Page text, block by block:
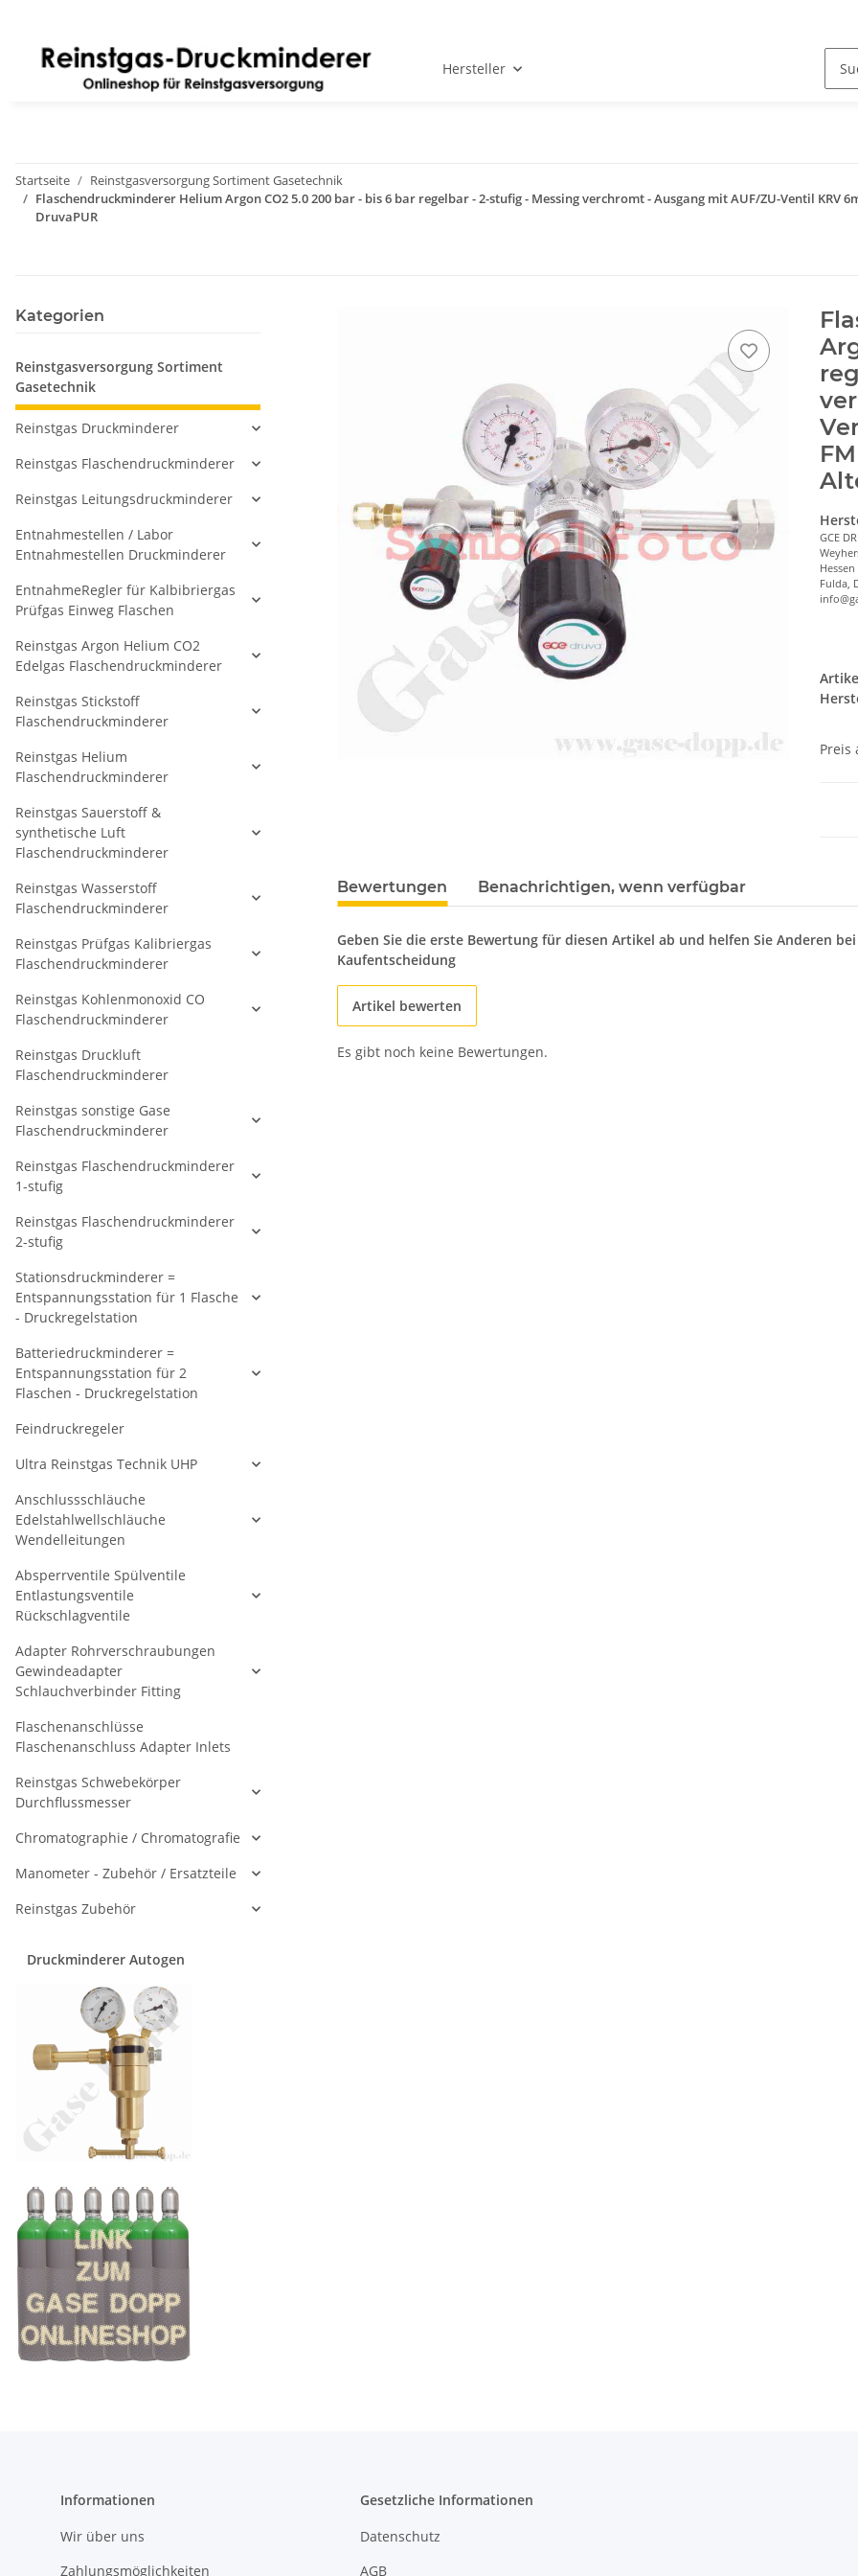
Hersteller
Startseite
Reinstgasversorgung Sortiment Gasetechnik
Flaschendruckminderer Helium Argon CO2 5.0 200 bar - bis 6 bar regelbar - 2-stufig - Messing verchromt - Ausgang mit AUF/ZU-Ventil KRV
DruvaPUR
GCE
Hessen
Fulda,
Preis
Bewertungen Benachrichtigen, wenn verfügbar
Geben Sie die erste Bewertung für diesen Artikel ab und helfen Sie Anderen
Kaufentscheidung
Artikel bewerten
Es gibt noch keine Bewertungen.
Kategorien
Reinstgasversorgung Sortiment
Gasetechnik
Reinstgas Druckminderer
Reinstgas Flaschendruckminderer
Reinstgas Leitungsdruckminderer
Entnahmestellen / Labor
Entnahmestellen Druckminderer
EntnahmeRegler für Kalbibriergas
Prüfgas Einweg Flaschen
Reinstgas Argon Helium CO2
Edelgas Flaschendruckminderer
Reinstgas Stickstoff
Flaschendruckminderer
Reinstgas Helium
Flaschendruckminderer
Reinstgas Sauerstoff &
synthetische Luft
Flaschendruckminderer
Reinstgas Wasserstoff
Flaschendruckminderer
Reinstgas Prüfgas Kalibriergas
Flaschendruckminderer
Reinstgas Kohlenmonoxid CO
Flaschendruckminderer
Reinstgas Druckluft
Flaschendruckminderer
Reinstgas sonstige Gase
Flaschendruckminderer
Reinstgas Flaschendruckminderer
1-stufig
Reinstgas Flaschendruckminderer
2-stufig
Stationsdruckminderer =
Entspannungsstation für 1 Flasche
- Druckregelstation
Batteriedruckminderer =
Entspannungsstation für 2
Flaschen - Druckregelstation
Feindruckregeler
Ultra Reinstgas Technik UHP
Anschlussschläuche
Edelstahlwellschläuche
Wendelleitungen
Absperrventile Spülventile
Entlastungsventile
Rückschlagventile
Adapter Rohrverschraubungen
Gewindeadapter
Schlauchverbinder Fitting
Flaschenanschlüsse
Flaschenanschluss Adapter Inlets
Reinstgas Schwebekörper
Durchflussmesser
Chromatographie / Chromatografie
Manometer - Zubehör / Ersatzteile
Reinstgas Zubehör
Druckminderer Autogen
Informationen
Wir über uns
Zahlungsmöglichkeiten
Gesetzliche Informationen
Datenschutz
AGB